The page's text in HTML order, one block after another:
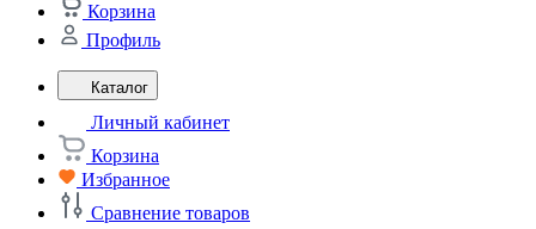
Корзина
Профиль
Каталог
Личный кабинет
Корзина
Избранное
Сравнение товаров